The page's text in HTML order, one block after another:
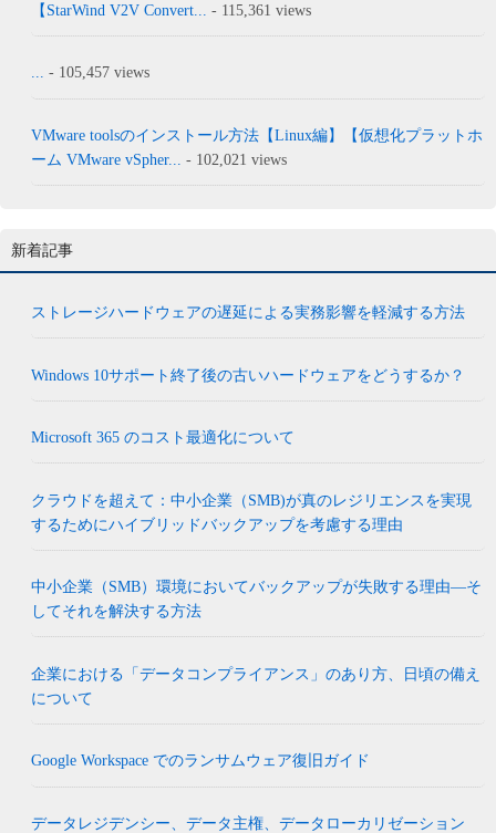
【StarWind V2V Convert...
- 115,361 views
... - 105,457 views
VMware toolsのインストール方法【Linux編】【仮想化プラットホ
ーム VMware vSpher... - 102,021 views
新着記事
ストレージハードウェアの遅延による実務影響を軽減する方法
Windows 10サポート終了後の古いハードウェアをどうするか？
Microsoft 365 のコスト最適化について
クラウドを超えて：中小企業（SMB)が真のレジリエンスを実現
するためにハイブリッドバックアップを考慮する理由
中小企業（SMB）環境においてバックアップが失敗する理由―そ
してそれを解決する方法
企業における「データコンプライアンス」のあり方、日頃の備え
について
Google Workspace でのランサムウェア復旧ガイド
データレジデンシー、データ主権、データローカリゼーション